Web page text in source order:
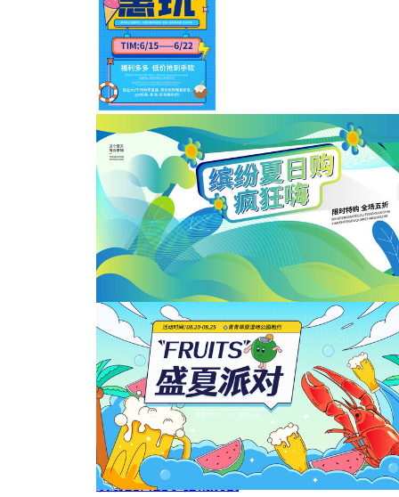
夏天美陈
暑假海报
缤纷夏日夏季促销展板